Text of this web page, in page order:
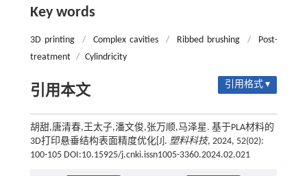
Key words
3D printing / Complex cavities / Ribbed brushing /
Post-
treatment / Cylindricity
引用本文 引用格式 ▾
胡甜,唐清春,王太子,潘文俊,张万顺,马泽星. 基于PLA材料的
3D打印悬垂结构表面精度优化[J]. 塑料科技, 2024, 52(02):
100-105 DOI:10.15925/j.cnki.issn1005-3360.2024.02.021